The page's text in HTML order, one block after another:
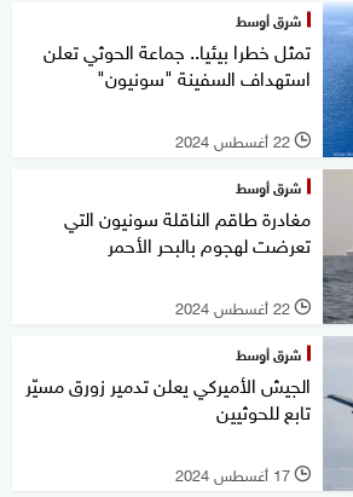
شرق أوسط
تمثل خطرا بيئيا.. جماعة الحوثي تعلن
استهداف السفينة "سونيون"
l 22 أغسطس 2024
شرق أوسط
مغادرة طاقم الناقلة سونيون التي
تعرضت لهجوم بالبحر الأحمر
l 22 أغسطس 2024
شرق أوسط
الجيش الأميركي يعلن تدمير زورق مسيّر
تابع للحوثيين
l 17 أغسطس 2024